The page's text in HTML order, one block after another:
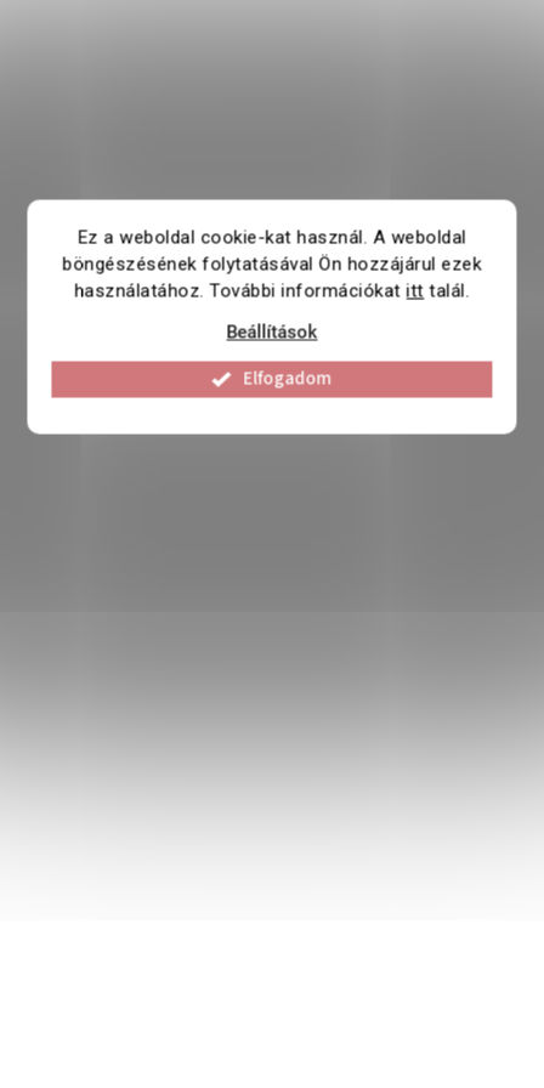
Ez a weboldal cookie-kat használ. A weboldal
böngészésének folytatásával Ön hozzájárul ezek
használatához. További információkatitt talál.
Beállítások
Elfogadom